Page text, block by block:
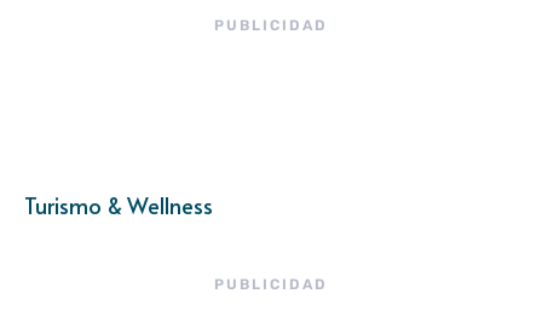
PUBLICIDAD
Turismo & Wellness
PUBLICIDAD